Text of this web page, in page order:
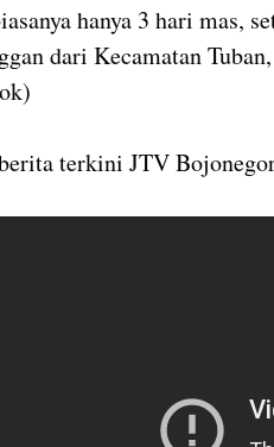
hanya 3 hari mas,
dari Kecamatan
terkini JTV